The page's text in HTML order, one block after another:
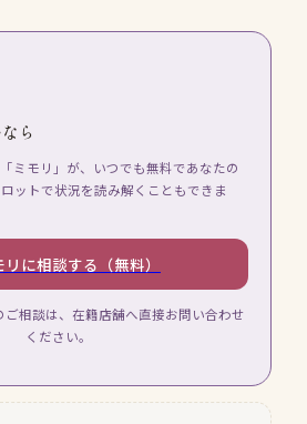
ら
ミモリ」が、いつでも無料であなたの
ットで状況を読み解くこともできま
リに相談する（無料）
ご相談は、在籍店舗へ直接お問い合わせ
ください。